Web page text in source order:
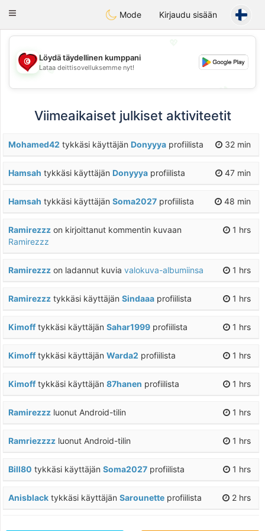
Tunisia Dating
Toggle
Mode Kirjaudu sisään
💖
💕
Löydä täydellinen kumppani
Lataa deittisovelluksemme nyt!
Viimeaikaiset julkiset aktiviteetit
32 min
Mohamed42 tykkäsi käyttäjän Donyyya profiilista
47 min
Hamsah tykkäsi käyttäjän Donyyya profiilista
48 min
Hamsah tykkäsi käyttäjän Soma2027 profiilista
1 hrs
Ramirezzz on kirjoittanut kommentin kuvaan
Ramirezzz
1 hrs
Ramirezzz on ladannut kuvia valokuva-albumiinsa
1 hrs
Ramirezzz tykkäsi käyttäjän Sindaaa profiilista
1 hrs
Kimofftykkäsi käyttäjän Sahar1999 profiilista
1 hrs
Kimofftykkäsi käyttäjän Warda2 profiilista
1 hrs
Kimofftykkäsi käyttäjän 87hanen profiilista
1 hrs
Ramirezzz luonut Android-tilin
1 hrs
Ramriezzzz luonut Android-tilin
1 hrs
Bill80 tykkäsi käyttäjän Soma2027 profiilista
2 hrs
Anisblack tykkäsi käyttäjän Sarounette profiilista